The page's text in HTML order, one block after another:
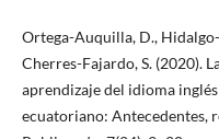
Ortega-Auquilla, D., Hidalgo-
Cherres-Fajardo, S. (2020).
aprendizaje del idioma
ecuatoriano: Antecedentes,